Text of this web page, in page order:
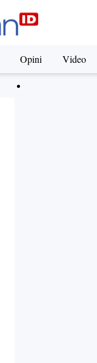
Opini Video